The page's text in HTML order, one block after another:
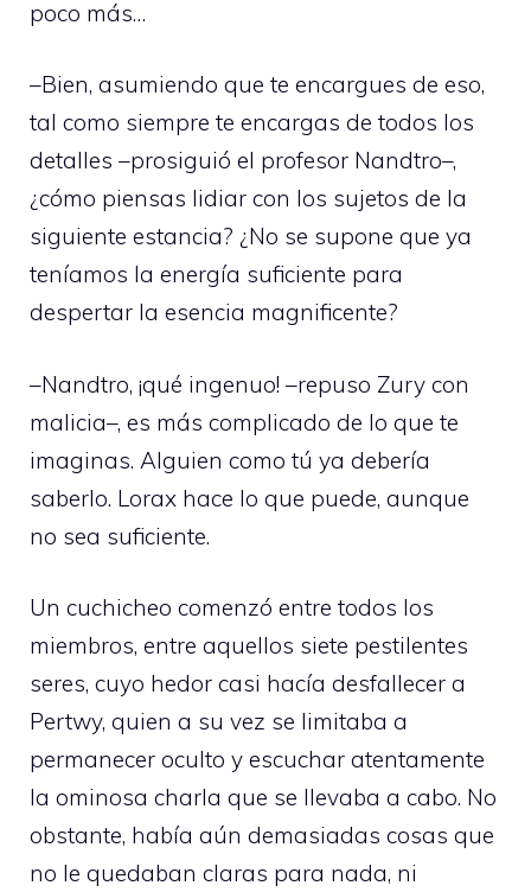
poco más…
–Bien, asumiendo que te encargues de eso,
tal como siempre te encargas de todos los
detalles –prosiguió el profesor Nandtro–,
¿cómo piensas lidiar con los sujetos de la
siguiente estancia? ¿No se supone que ya
teníamos la energía suficiente para
despertar la esencia magnificente?
–Nandtro, ¡qué ingenuo! –repuso Zury con
malicia–, es más complicado de lo que te
imaginas. Alguien como tú ya debería
saberlo. Lorax hace lo que puede, aunque
no sea suficiente.
Un cuchicheo comenzó entre todos los
miembros, entre aquellos siete pestilentes
seres, cuyo hedor casi hacía desfallecer a
Pertwy, quien a su vez se limitaba a
permanecer oculto y escuchar atentamente
la ominosa charla que se llevaba a cabo. No
obstante, había aún demasiadas cosas que
no le quedaban claras para nada, ni